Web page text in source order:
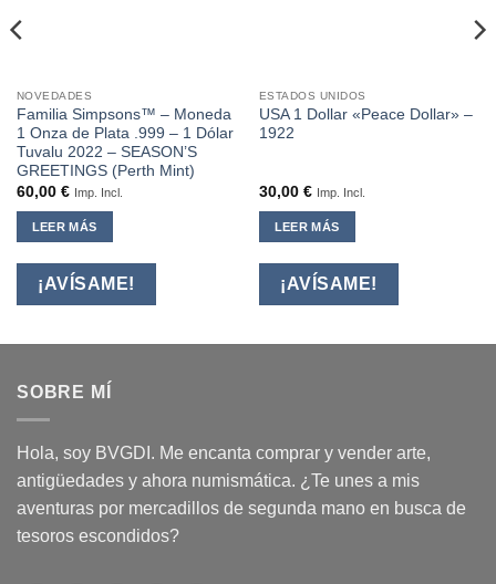
NOVEDADES
Familia Simpsons™ – Moneda
1 Onza de Plata .999 – 1 Dólar
Tuvalu 2022 – SEASON’S
GREETINGS (Perth Mint)
60,00 € Imp. Incl.
LEER MÁS
¡AVÍSAME!
ESTADOS UNIDOS
USA 1 Dollar «Peace Dollar» –
1922
30,00 € Imp. Incl.
LEER MÁS
¡AVÍSAME!
SOBRE MÍ
Hola, soy BVGDI. Me encanta comprar y vender arte,
antigüedades y ahora numismática. ¿Te unes a mis
aventuras por mercadillos de segunda mano en busca de
tesoros escondidos?